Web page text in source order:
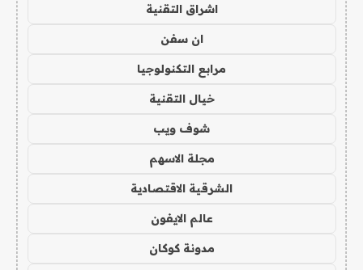
اشراق التقنية
ان سفن
مرابع التكنولوجيا
خيال التقنية
شوف ويب
مجلة الاسهم
الشرقية الاقتصادية
عالم الايفون
مدونة كوكان